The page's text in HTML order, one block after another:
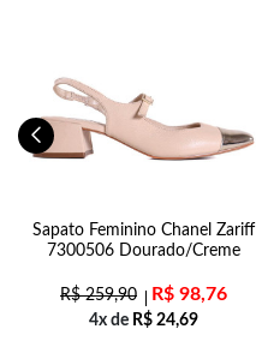
Sapato Feminino Chanel Zariff
7300506 Dourado/Creme
R$259,90 R$ 98,76
4x de R$ 24,69